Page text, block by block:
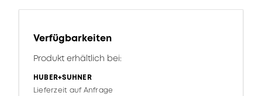
Verfügbarkeiten
Produkt erhältlich bei:
HUBER+SUHNER
Lieferzeit auf Anfrage